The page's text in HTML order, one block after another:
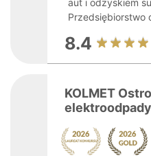
aut i odzyskiem
Przedsiębiorstwo
8.4
KOLMET
elektroodpady